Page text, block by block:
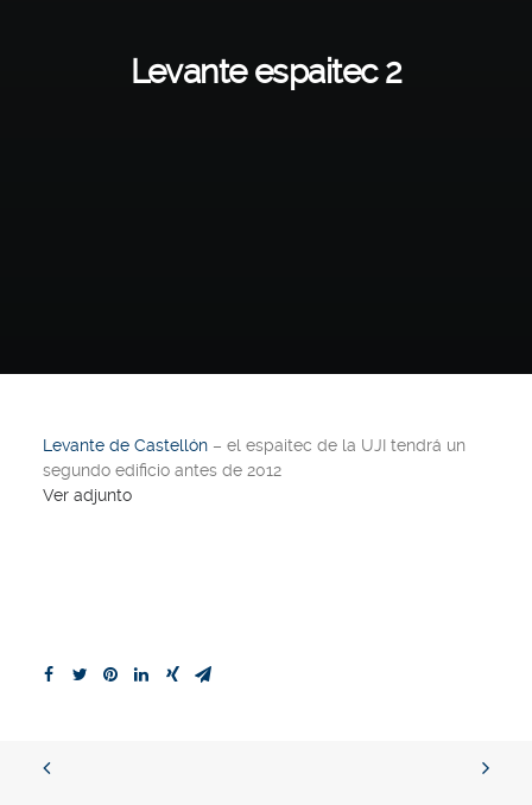
Levante espaitec 2
Levante de Castellón – el espaitec de la UJI tendrá un
segundo edificio antes de 2012
Ver adjunto